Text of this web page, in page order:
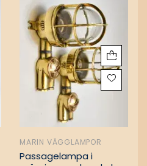
MARIN VÄGGLAMPOR
Passagelampa i